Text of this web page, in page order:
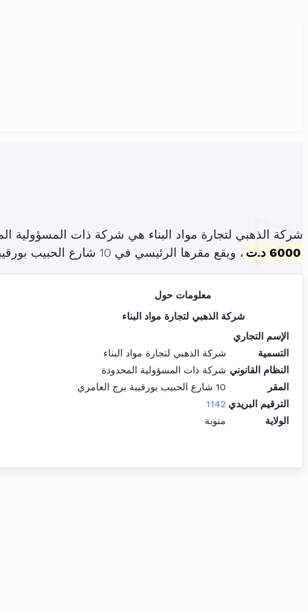
شركة الذهبي لتجارة مواد البناء هي شركة ذات المسؤولية
6000 د.ت
، ويقع مقرها الرئيسي في 10 شارع الحبيب بورقيبة برج العامري (
معلومات حول
شركة الذهبي لتجارة مواد البناء
الإسم التجاري
التسمية
شركة الذهبي لتجارة مواد البناء
النظام القانوني شركة ذات المسؤولية المحدودة
المقر
10 شارع الحبيب بورقيبة برج العامري
الترقيم البريدي 1142
الولاية
منوبة